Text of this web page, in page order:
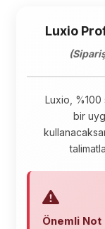
Luxio
Luxio,
bir
Önemli Not